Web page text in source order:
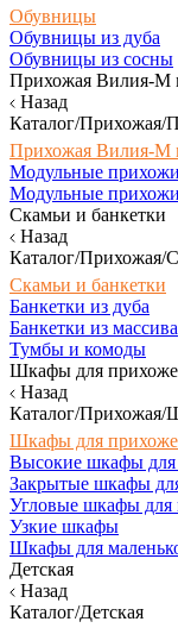
Обувницы
Обувницы из дуба
Обувницы из сосны
Прихожая Вилия-М
Назад
Каталог/Прихожая/
Прихожая Вилия-М
Модульные
Модульные
Скамьи и банкетки
Назад
Каталог/Прихожая/
Скамьи и банкетки
Банкетки из дуба
Банкетки из массива
Тумбы и комоды
Шкафы для
Назад
Каталог/
Шкафы для
Высокие шкафы
Закрытые шкафы
Угловые шкафы для
Узкие шкафы
Шкафы для
Детская
Назад
Каталог/Детская